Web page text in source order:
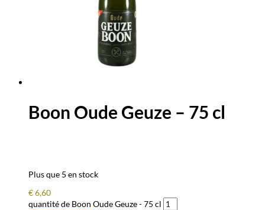
Boon Oude Geuze – 75 cl
Plus que 5 en stock
€6,60
quantité de Boon Oude Geuze - 75 cl